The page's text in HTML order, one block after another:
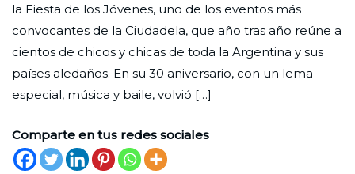
octubre
de
2023
para
una
nueva
historia”
la Fiesta de los Jóvenes, uno de los eventos más
convocantes de la Ciudadela, que año tras año reúne a
cientos de chicos y chicas de toda la Argentina y sus
países aledaños. En su 30 aniversario, con un lema
especial, música y baile, volvió […]
Comparte en tus redes sociales